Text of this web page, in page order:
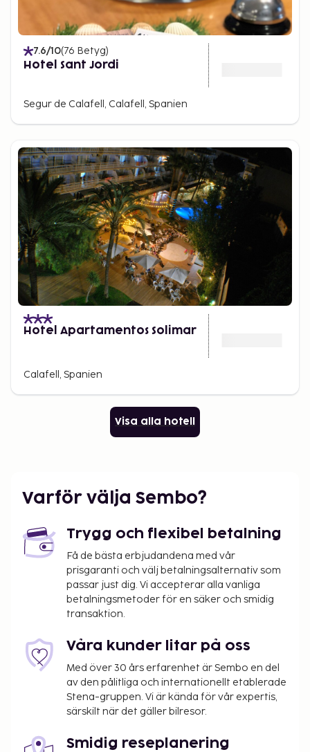
7.6/10(76 Betyg)
Hotel Sant Jordi
Segur de Calafell, Calafell, Spanien
Hotel Apartamentos Solimar
Calafell, Spanien
Visa alla hotell
Varför välja Sembo?
Trygg och flexibel betalning
Få de bästa erbjudandena med vår
prisgaranti och välj betalningsalternativ som
passar just dig. Vi accepterar alla vanliga
betalningsmetoder för en säker och smidig
transaktion.
Våra kunder litar på oss
Med över 30 års erfarenhet är Sembo en del
av den pålitliga och internationellt etablerade
Stena-gruppen. Vi är kända för vår expertis,
särskilt när det gäller bilresor.
Smidig reseplanering